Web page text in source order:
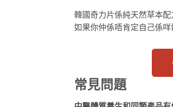
韓國奇力片係純天然草本
如果你仲係唔肯定自己係
常見問題